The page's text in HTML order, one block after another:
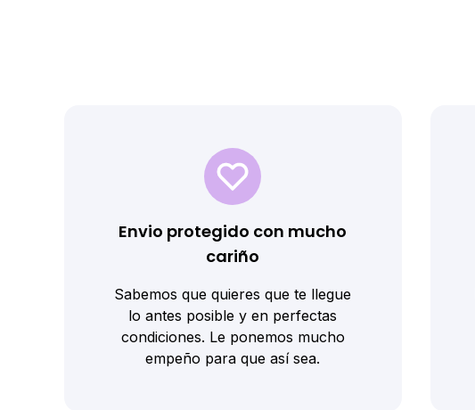
Envio protegido con mucho
cariño
Sabemos que quieres que te llegue
lo antes posible y en perfectas
condiciones. Le ponemos mucho
empeño para que así sea.